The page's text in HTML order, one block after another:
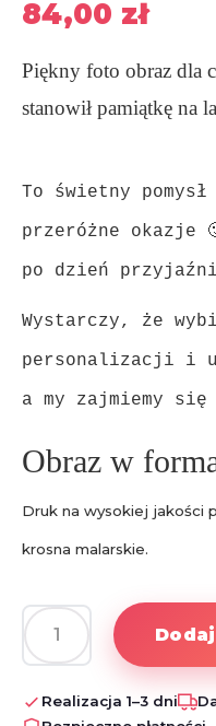
84,00 zł
Piękny foto obraz dla
stanowił pamiątkę na
To świetny
przeróżne okazje
po dzień
Wystarczy, że
personalizacji i
a my zajmiemy
Obraz w
Druk na wysokiej jakości
krosna malarskie.
ilość
Fotoobraz
na
płótnie
Realizacja 1–3 dni